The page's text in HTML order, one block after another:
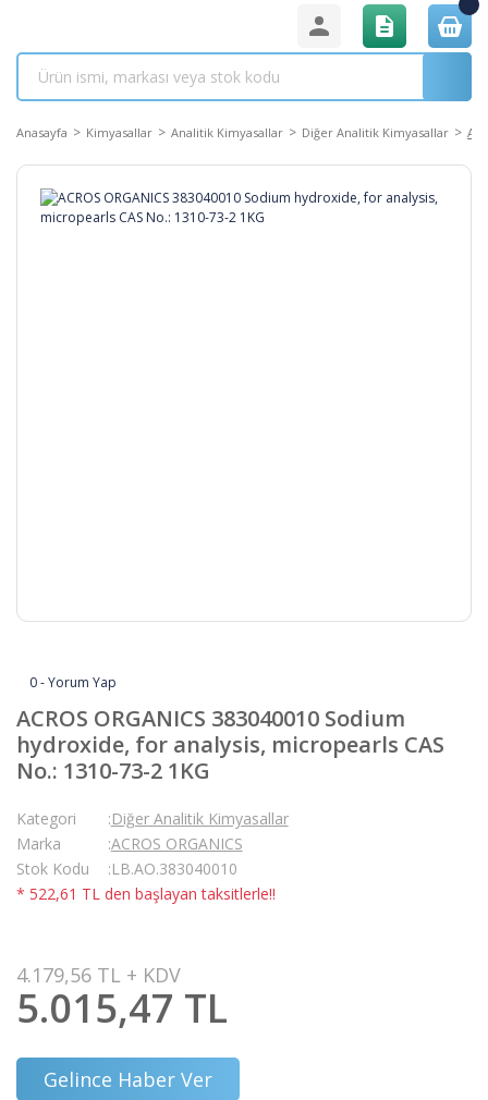
Anasayfa Kimyasallar Analitik Kimyasallar Diğer Analitik Kimyasallar
0 - Yorum Yap
ACROS ORGANICS 383040010 Sodium
hydroxide, for analysis, micropearls CAS
No.: 1310-73-2 1KG
Kategori
Diğer Analitik Kimyasallar
Marka
ACROS ORGANICS
Stok Kodu
LB.AO.383040010
* 522,61 TL den başlayan taksitlerle!!
4.179,56 TL + KDV
5.015,47 TL
Gelince Haber Ver